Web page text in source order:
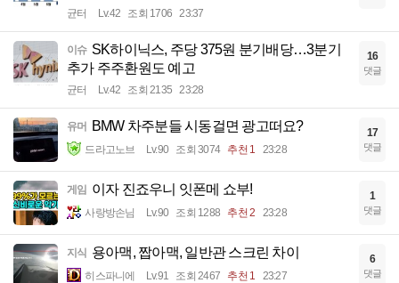
균터 Lv.42 조회 1706 23:37
이슈 SK하이닉스, 주당 375원 분기배당…3분기
추가 주주환원도 예고
균터 Lv.42 조회 2135 23:28
16
댓글
유머 BMW 차주분들 시동걸면 광고떠요?
드라고노브 Lv.90 조회 3074 추천 1 23:28
17
댓글
게임 이자 진죠우니 잇폰메 쇼부!
사랑방손님 Lv.90 조회 1288 추천 2 23:28
1
댓글
지식 용아맥, 짭아맥, 일반관 스크린 차이
히스파니에 Lv.91 조회 2467 추천 1 23:27
6
댓글